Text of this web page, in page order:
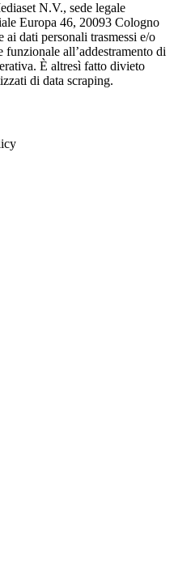
N.V., sede legale
Europa 46, 20093 Cologno
ai dati personali trasmessi e/o
all’addestramento di
È altresì fatto divieto
di data scraping.